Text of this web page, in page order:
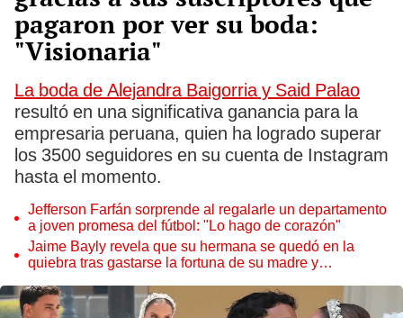
pagaron por ver su boda:
"Visionaria"
La boda de Alejandra Baigorria y Said Palao
resultó en una significativa ganancia para la
empresaria peruana, quien ha logrado superar
los 3500 seguidores en su cuenta de Instagram
hasta el momento.
Jefferson Farfán sorprende al regalarle un departamento
a joven promesa del fútbol: "Lo hago de corazón"
Jaime Bayly revela que su hermana se quedó en la
quiebra tras gastarse la fortuna de su madre y